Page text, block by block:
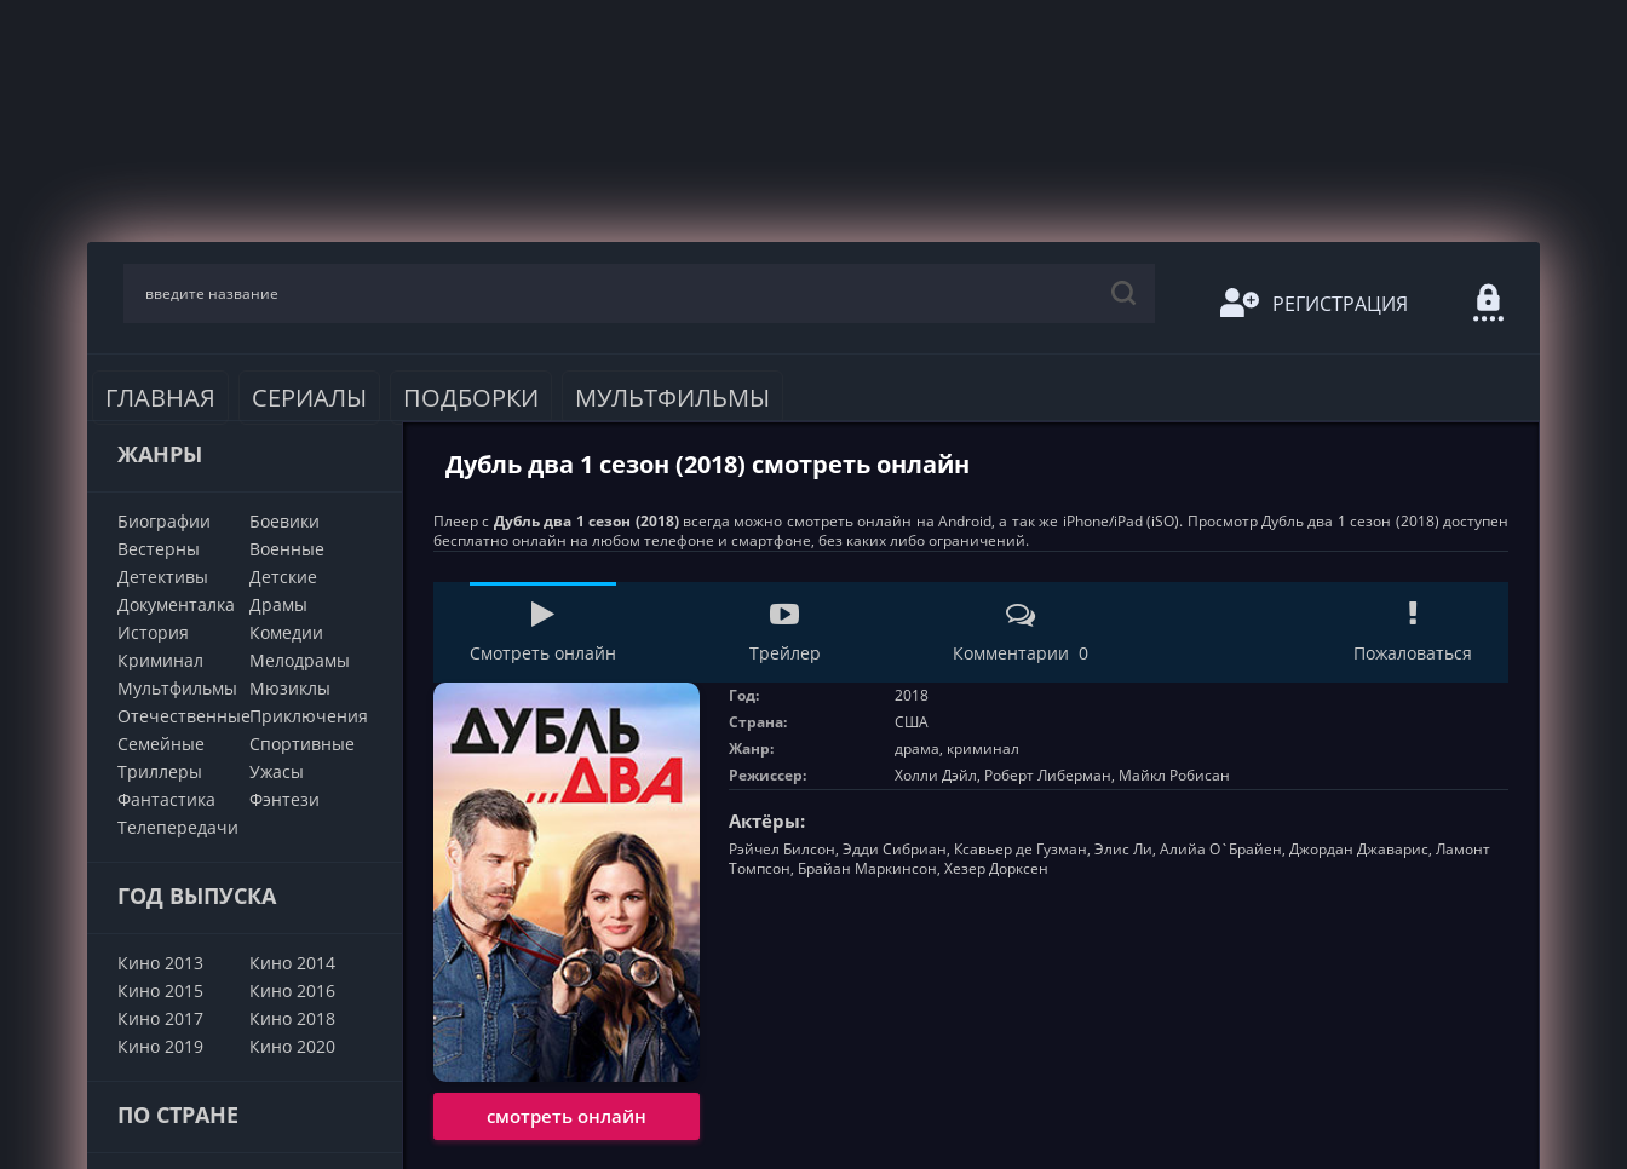
РЕГИСТРАЦИЯ
ГЛАВНАЯ СЕРИАЛЫ ПОДБОРКИ МУЛЬТФИЛЬМЫ
ЖАНРЫ
Биографии
Боевики
Вестерны
Военные
Детективы
Детские
Документалка
Драмы
История
Комедии
Криминал
Мелодрамы
Мультфильмы
Мюзиклы
ОтечественныеПриключения
Семейные
Cпортивные
Триллеры
Ужасы
Фантастика
Фэнтези
Телепередачи
ГОД ВЫПУСКА
Кино 2013
Кино 2014
Кино 2015
Кино 2016
Кино 2017
Кино 2018
Кино 2019
Кино 2020
ПО СТРАНЕ
Дубль два 1 сезон (2018) смотреть онлайн
Плеер с Дубль два 1 сезон (2018)всегда можно смотреть онлайн на Android, а так же iPhone/iPad (iSO). Просмотр Дубль два 1 сезон (2018) доступен
бесплатно онлайн на любом телефоне и смартфоне, без каких либо ограничений.
Смотреть онлайн Трейлер Комментарии 0 Пожаловаться
смотреть онлайн
Год:
2018
Страна:
США
Жанр:
драма, криминал
Режиссер:
Холли Дэйл, Роберт Либерман, Майкл Робисан
Актёры:
Рэйчел Билсон, Эдди Сибриан, Ксавьер де Гузман, Элис Ли, Алийа О`Брайен, Джордан Джаварис, Ламонт
Томпсон, Брайан Маркинсон, Хезер Дорксен